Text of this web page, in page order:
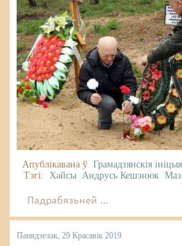
Апублікавана ў Грамадзянскія
Тэгі:
Хайсы Андрусь Кешэнюк
Падрабязьней ...
Панядзелак, 29 Красавік 2019